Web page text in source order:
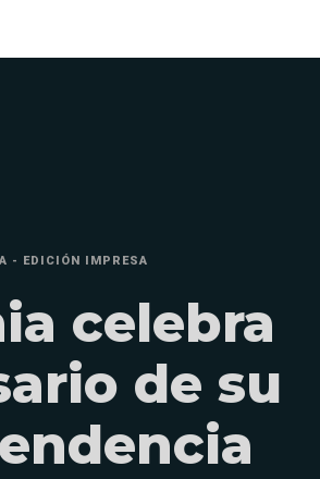
- EDICIÓN IMPRESA
celebra
de su